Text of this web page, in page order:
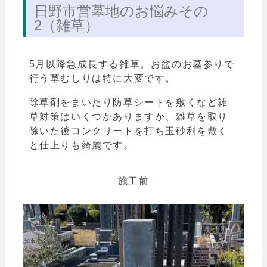
日野市営墓地のお悩みその
2（雑草）
5月以降急成長する雑草。お盆のお墓参りで
行う草むしりは特に大変です。
除草剤をまいたり防草シートを敷くなど雑
草対策はいくつかありますが、雑草を取り
除いた後コンクリートを打ち玉砂利を敷く
と仕上りも綺麗です。
施工前